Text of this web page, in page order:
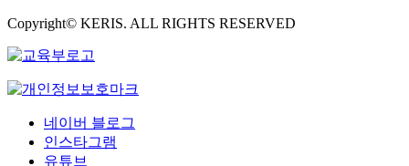
Copyright© KERIS. ALL RIGHTS RESERVED
네이버 블로그
인스타그램
유튜브